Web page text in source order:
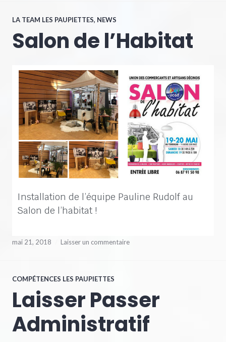
LA TEAM LES PAUPIETTES, NEWS
Salon de l’Habitat
Installation de l’équipe Pauline Rudolf au
Salon de l’habitat !
mai 21, 2018 Laisser un commentaire
COMPÉTENCES LES PAUPIETTES
Laisser Passer
Administratif